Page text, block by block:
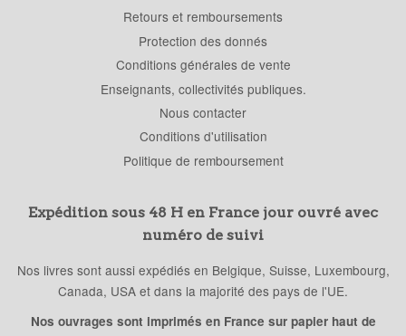
Retours et remboursements
Protection des donnés
Conditions générales de vente
Enseignants, collectivités publiques.
Nous contacter
Conditions d'utilisation
Politique de remboursement
Expédition sous 48 H en France jour ouvré avec
numéro de suivi
Nos livres sont aussi expédiés en Belgique, Suisse, Luxembourg,
Canada, USA et dans la majorité des pays de l'UE.
Nos ouvrages sont imprimés en France sur papier haut de